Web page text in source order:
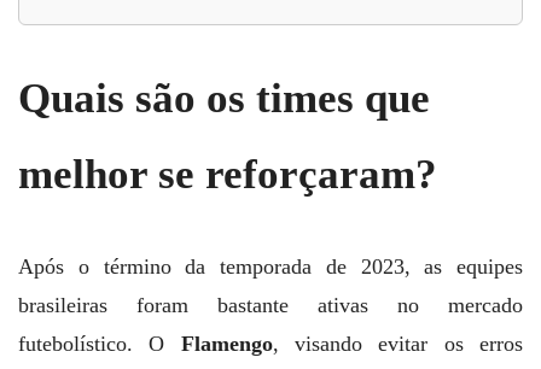
Quais são os times que
melhor se reforçaram?
Após o término da temporada de 2023, as equipes
brasileiras foram bastante ativas no mercado
futebolístico. O Flamengo, visando evitar os erros